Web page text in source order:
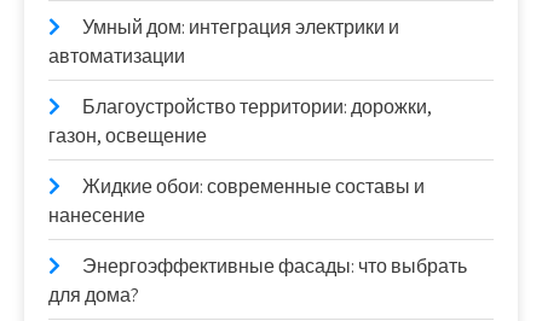
Умный дом: интеграция электрики и
автоматизации
Благоустройство территории: дорожки,
газон, освещение
Жидкие обои: современные составы и
нанесение
Энергоэффективные фасады: что выбрать
для дома?